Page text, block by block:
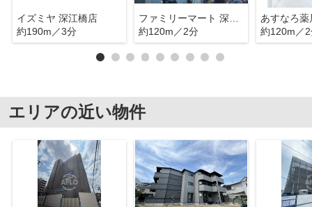
イズミヤ 深江橋店
約190m／3分
約120m／2分
あすなろ薬
約120m／
エリアの近い物件